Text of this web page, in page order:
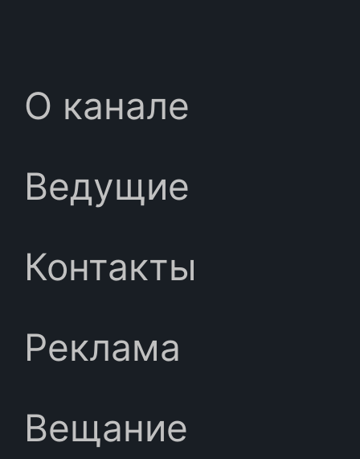
О канале
Ведущие
Контакты
Реклама
Вещание